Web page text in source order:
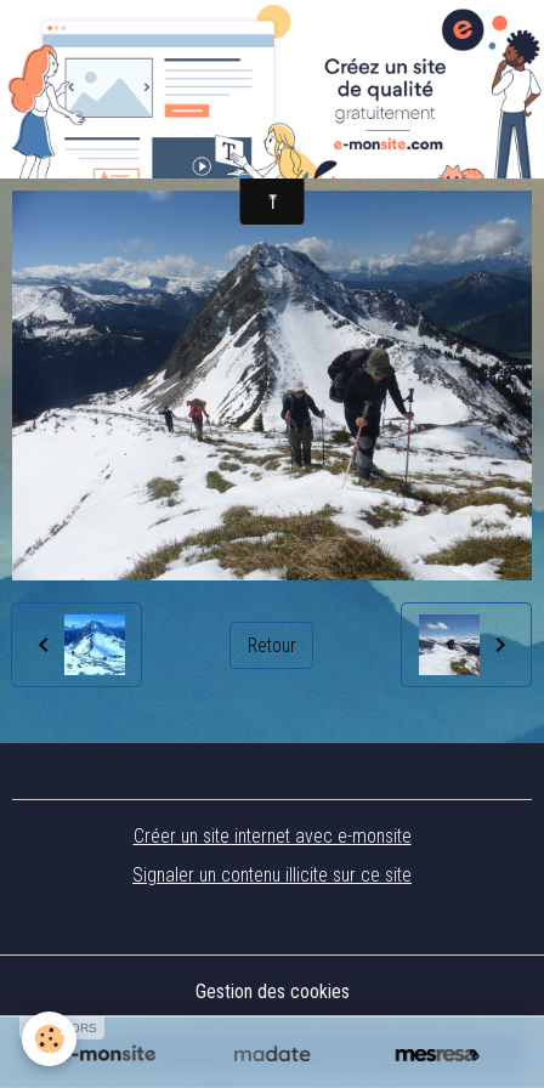
randonnée et découverte nature
P1030700
Retour
Créer un site internet avec e-monsite
Signaler un contenu illicite sur ce site
Gestion des cookies
SPONSORS